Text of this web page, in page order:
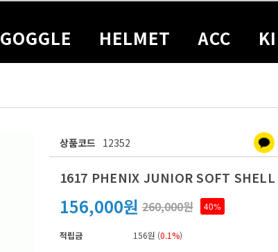
GOGGLE HELMET ACC
상품코드 12352
1617 PHENIX JUNIOR SOFT
156,000원 260,000원 40%
적립금 156원 (0.1%)